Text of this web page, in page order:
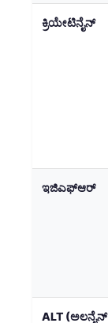
ಕ್ರಿಯೇಟಿನೈನ್
ಇಜಿಎಫ್ಆರ್
ALT (ಅಲನೈನ್